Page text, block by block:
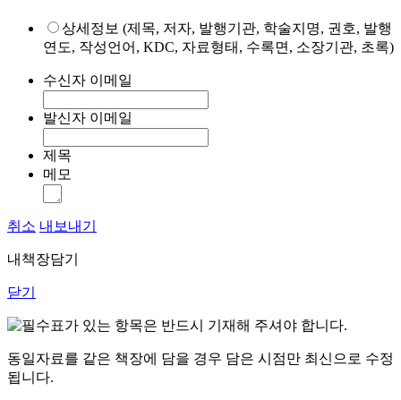
상세정보 (제목, 저자, 발행기관, 학술지명, 권호, 발행
연도, 작성언어, KDC, 자료형태, 수록면, 소장기관, 초록)
수신자 이메일
발신자 이메일
제목
메모
취소 내보내기
내책장담기
닫기
표가 있는 항목은 반드시 기재해 주셔야 합니다.
동일자료를 같은 책장에 담을 경우 담은 시점만 최신으로 수정
됩니다.